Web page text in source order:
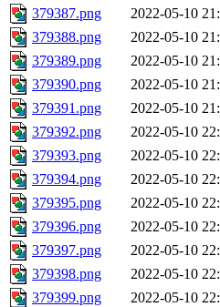
379387.png
2022-05-10
379388.png
2022-05-10
379389.png
2022-05-10
379390.png
2022-05-10
379391.png
2022-05-10
379392.png
2022-05-10
379393.png
2022-05-10
379394.png
2022-05-10
379395.png
2022-05-10
379396.png
2022-05-10
379397.png
2022-05-10
379398.png
2022-05-10
379399.png
2022-05-10